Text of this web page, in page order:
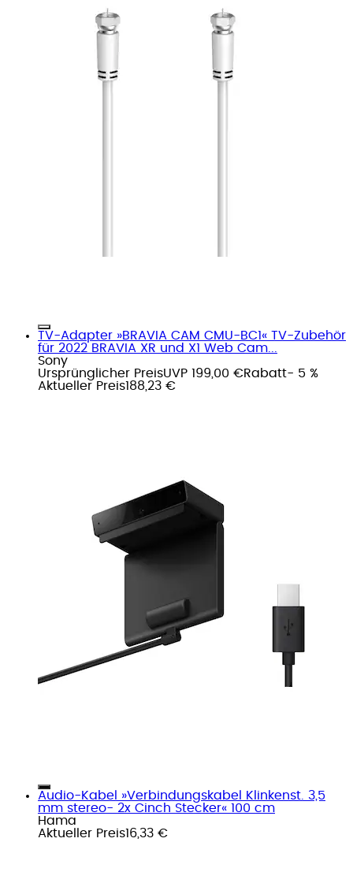
TV-Adapter »BRAVIA CAM CMU-BC1« TV-Zubehör
für 2022 BRAVIA XR und X1 Web Cam...
Sony
Ursprünglicher PreisUVP 199,00 €Rabatt- 5 %
Aktueller Preis188,23 €
Audio-Kabel »Verbindungskabel Klinkenst. 3,5
mm stereo- 2x Cinch Stecker« 100 cm
Hama
Aktueller Preis16,33 €